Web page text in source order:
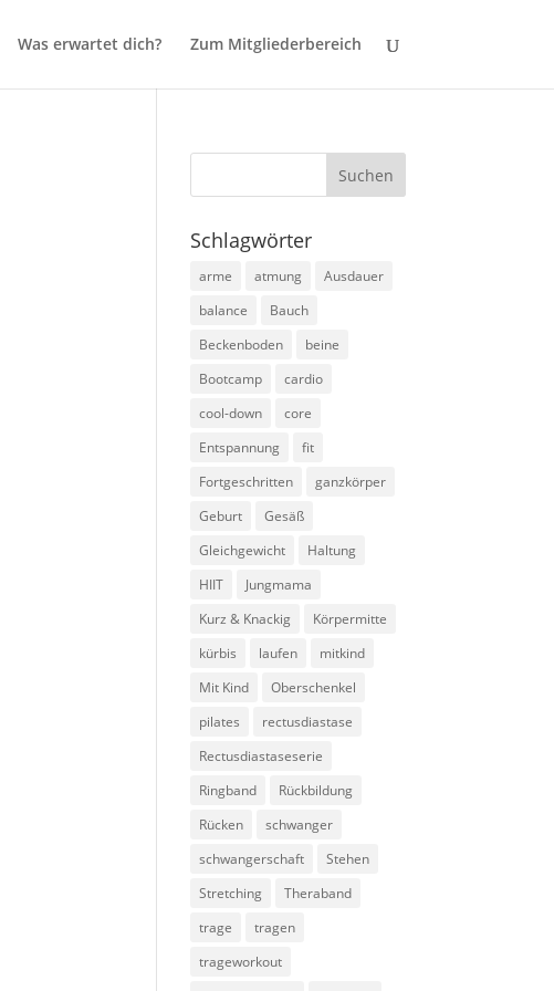
Was erwartet dich? Zum Mitgliederbereich
Schlagwörter
arme atmung
Ausdauer
balance
Bauch
Beckenboden
beine
Bootcamp
cardio
cool-down
core
Entspannung
fit
Fortgeschritten
ganzkörper
Geburt
Gesäß
Gleichgewicht
Haltung
HIIT
Jungmama
Kurz & Knackig
Körpermitte
kürbis
laufen
mitkind
Mit Kind
Oberschenkel
pilates
rectusdiastase
Rectusdiastaseserie
Ringband
Rückbildung
Rücken
schwanger
schwangerschaft
Stehen
Stretching
Theraband
trage
tragen
trageworkout